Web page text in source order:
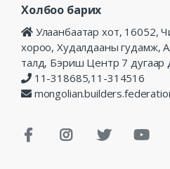
Холбоо барих
Улаанбаатар хот, 16052,
хороо, Худалдааны гудамж,
талд, Бэриш Центр 7 дугаар
11-318685,11-314516